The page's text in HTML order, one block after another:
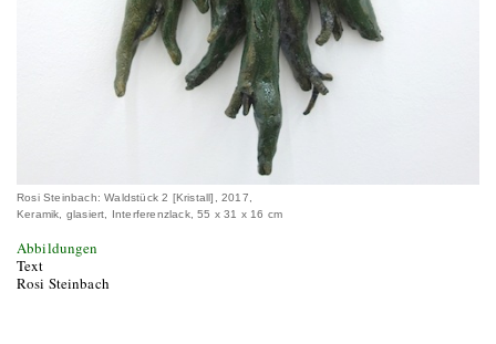
Rosi Steinbach: Waldstück 2 [Kristall], 2017,
Keramik, glasiert, Interferenzlack, 55 x 31 x 16 cm
Abbildungen
Text
Rosi Steinbach